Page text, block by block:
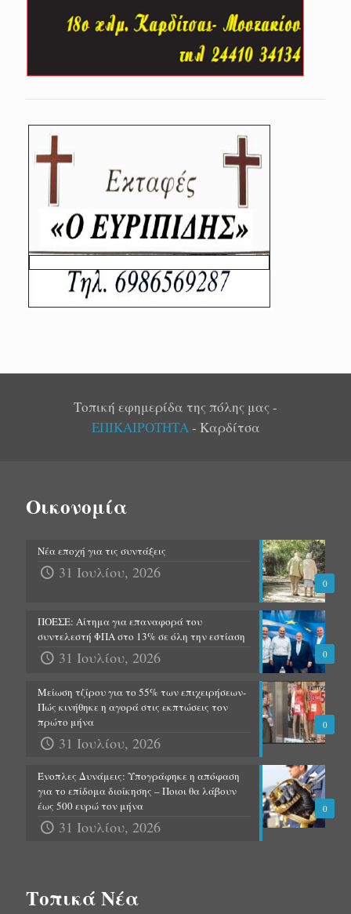
Τοπική εφημερίδα της πόλης μας -
ΕΠΙΚΑΙΡΟΤΗΤΑ- Καρδίτσα
Οικονομία
0
Νέα εποχή για τις συντάξεις
31 Ιουλίου, 2026
0
ΠΟΕΣΕ: Αίτημα για επαναφορά του
συντελεστή ΦΠΑ στο 13% σε όλη την εστίαση
31 Ιουλίου, 2026
0
Μείωση τζίρου για το 55% των επιχειρήσεων-
Πώς κινήθηκε η αγορά στις εκπτώσεις τον
πρώτο μήνα
31 Ιουλίου, 2026
0
Ένοπλες Δυνάμεις: Υπογράφηκε η απόφαση
για το επίδομα διοίκησης – Ποιοι θα λάβουν
έως 500 ευρώ τον μήνα
31 Ιουλίου, 2026
Τοπικά Νέα